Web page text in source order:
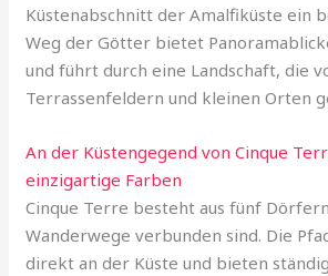
Küstenabschnitt der Amalfiküste ein
Weg der Götter bietet
und führt durch eine Landschaft, die
Terrassenfeldern und kleinen Orten
An der Küstengegend von Cinque
einzigartige Farben
Cinque Terre besteht aus fünf
Wanderwege verbunden sind. Die
direkt an der Küste und bieten